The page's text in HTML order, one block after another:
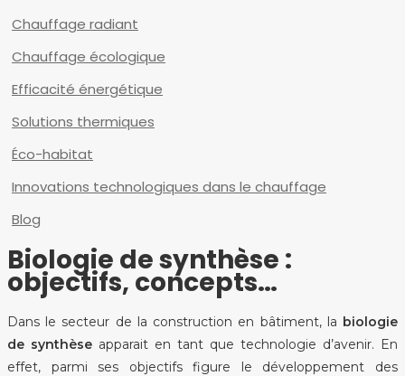
Chauffage radiant
Chauffage écologique
Efficacité énergétique
Solutions thermiques
Éco-habitat
Innovations technologiques dans le chauffage
Blog
Biologie de synthèse :
objectifs, concepts…
Dans le secteur de la construction en bâtiment, la biologie
de synthèse apparait en tant que technologie d’avenir. En
effet, parmi ses objectifs figure le développement des